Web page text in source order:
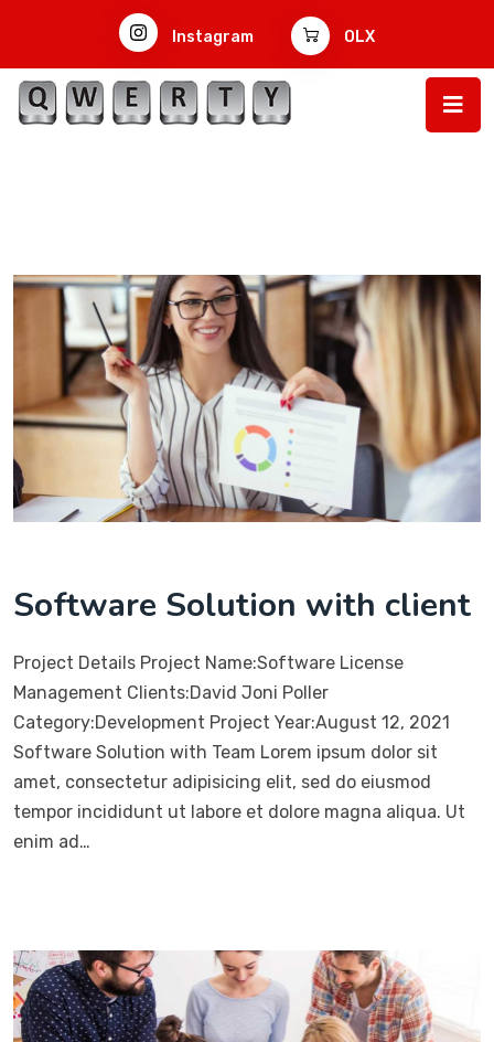
Instagram OLX
Software Solution with client
Project Details Project Name:Software License
Management Clients:David Joni Poller
Category:Development Project Year:August 12, 2021
Software Solution with Team Lorem ipsum dolor sit
amet, consectetur adipisicing elit, sed do eiusmod
tempor incididunt ut labore et dolore magna aliqua. Ut
enim ad…